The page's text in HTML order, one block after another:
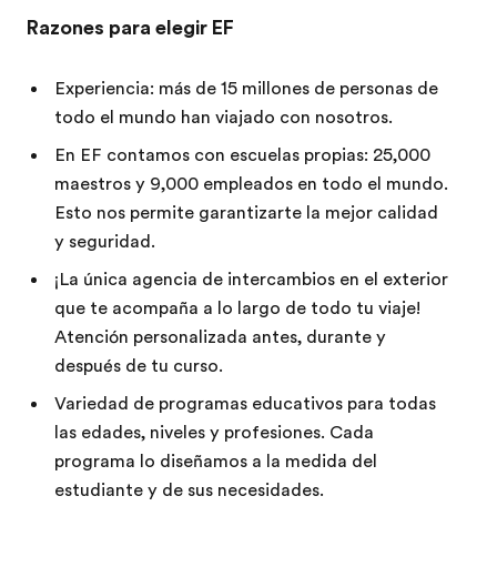
Razones para elegir EF
Experiencia: más de 15 millones de personas de
todo el mundo han viajado con nosotros.
En EF contamos con escuelas propias: 25,000
maestros y 9,000 empleados en todo el mundo.
Esto nos permite garantizarte la mejor calidad
y seguridad.
¡La única agencia de intercambios en el exterior
que te acompaña a lo largo de todo tu viaje!
Atención personalizada antes, durante y
después de tu curso.
Variedad de programas educativos para todas
las edades, niveles y profesiones. Cada
programa lo diseñamos a la medida del
estudiante y de sus necesidades.